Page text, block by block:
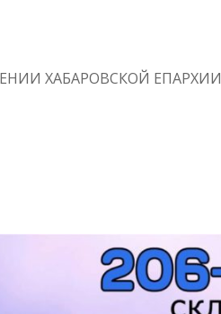
ХАБАРОВСКОЙ ЕПАРХИИ